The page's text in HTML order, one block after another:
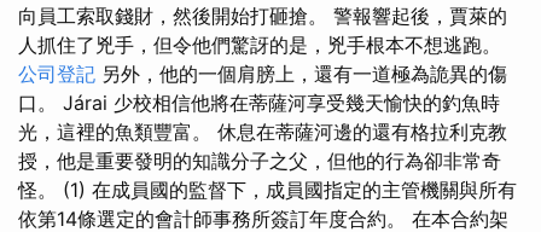
向員工索取錢財，然後開始打砸搶。 警報響起後，賈萊的
人抓住了兇手，但令他們驚訝的是，兇手根本不想逃跑。
公司登記 另外，他的一個肩膀上，還有一道極為詭異的傷
口。 Járai 少校相信他將在蒂薩河享受幾天愉快的釣魚時
光，這裡的魚類豐富。 休息在蒂薩河邊的還有格拉利克教
授，他是重要發明的知識分子之父，但他的行為卻非常奇
怪。 (1) 在成員國的監督下，成員國指定的主管機關與所有
依第14條選定的會計師事務所簽訂年度合約。 在本合約架